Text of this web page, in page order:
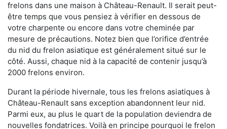
frelons dans une maison à Château-Renault. Il serait peut-
être temps que vous pensiez à vérifier en dessous de
votre charpente ou encore dans votre cheminée par
mesure de précautions. Notez bien que l’orifice d’entrée
du nid du frelon asiatique est généralement situé sur le
côté. Aussi, chaque nid à la capacité de contenir jusqu’à
2000 frelons environ.
Durant la période hivernale, tous les frelons asiatiques à
Château-Renault sans exception abandonnent leur nid.
Parmi eux, au plus le quart de la population deviendra de
nouvelles fondatrices. Voilà en principe pourquoi le frelon